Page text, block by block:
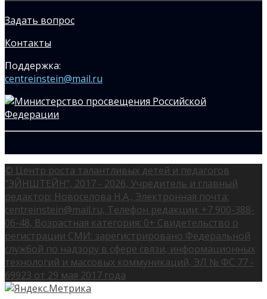
Задать вопрос
Контакты
Поддержка:
centreinstein@mail.ru
© Центр роста талантливых детей и педагогов
"ЭЙНШТЕЙН", 2017 - 2026, Учредитель и главный
редактор: Новоселова Н.А., Электронная почта:
centreinstein@mail.ru, Телефон редакции: +7 900-388-
06-48, Возрастная категория: 0+ Свидетельство о
регистрации СМИ: зарегистрировано Федеральной
службой по надзору в сфере связи, информационных
технологий и массовых коммуникаций, ЭЛ № ФС 77 -
69923 от 29 мая 2017 года